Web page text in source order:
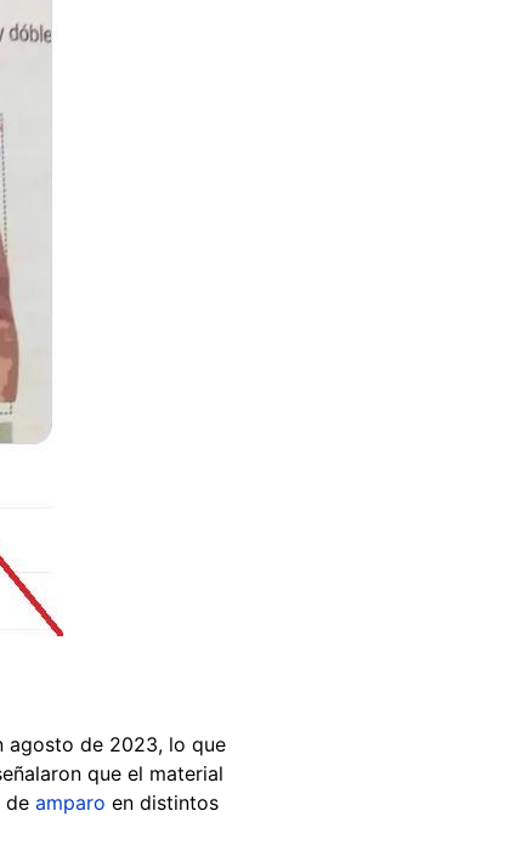
agosto de 2023, lo que
que el material
de amparo en distintos